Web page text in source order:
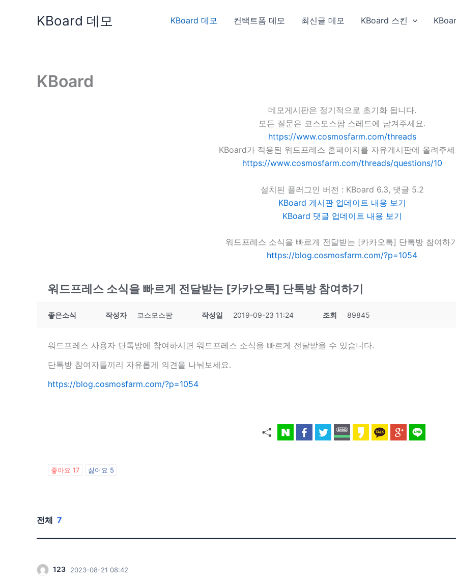
KBoard 데모 KBoard 데모 컨택트폼 데모 최신글 데모 KBoard 스킨
KBoard
데모게시판은 정기적으로 초기화 됩니다.
모든 질문은 코스모스팜 스레드에 남겨주세요.
https://www.cosmosfarm.com/threads
KBoard가 적용된 워드프레스 홈페이지를 자유게시판에 올려주
https://www.cosmosfarm.com/threads/questions/10
설치된 플러그인 버전 : KBoard 6.3, 댓글 5.2
KBoard 게시판 업데이트 내용 보기
KBoard 댓글 업데이트 내용 보기
워드프레스 소식을 빠르게 전달받는 [카카오톡] 단톡방 참여하
https://blog.cosmosfarm.com/?p=1054
워드프레스 소식을 빠르게 전달받는 [카카오톡] 단톡방 참여하기
좋은소식 작성자 코스모스팜 작성일 2019-09-23 11:24 조회 89845
워드프레스 사용자 단톡방에 참여하시면 워드프레스 소식을 빠르게 전달받을 수 있습니다.
단톡방 참여자들끼리 자유롭게 의견을 나눠보세요.
https://blog.cosmosfarm.com/?p=1054
좋아요 17 싫어요 5
전체 7
123 2023-08-21 08:42